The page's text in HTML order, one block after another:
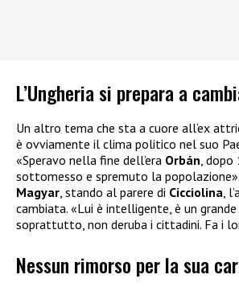
L’Ungheria si prepara a
Un altro tema che sta a cuore all’ex
è ovviamente il clima politico nel suo
«Speravo nella fine dell’era Orbán, dopo
sottomesso e spremuto la popolazione».
Magyar, stando al parere di Cicciolina,
cambiata. «Lui è intelligente, è un
soprattutto, non deruba i cittadini. Fa i
Nessun rimorso per la sua